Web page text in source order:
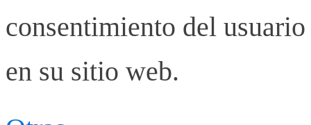
consentimiento del
en su sitio web.